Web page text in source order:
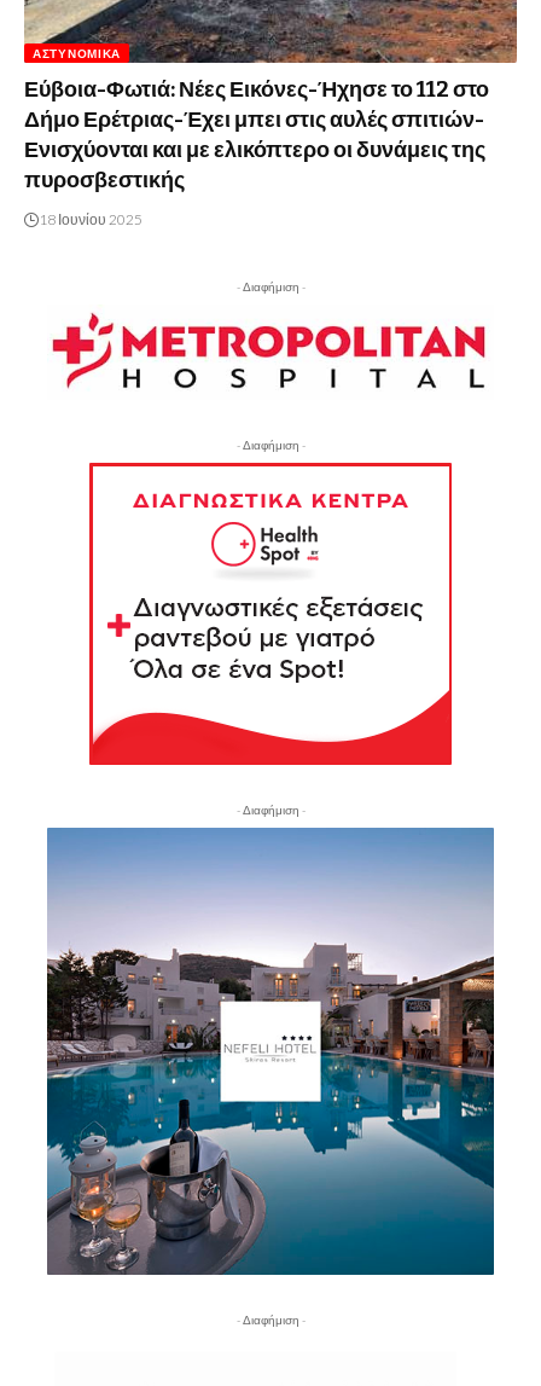
ΑΣΤΥΝΟΜΙΚΆ
Εύβοια-Φωτιά: Νέες Εικόνες-Ήχησε το 112 στο
Δήμο Ερέτριας-Έχει μπει στις αυλές σπιτιών-
Ενισχύονται και με ελικόπτερο οι δυνάμεις της
πυροσβεστικής
18 Ιουνίου 2025
- Διαφήμιση -
- Διαφήμιση -
- Διαφήμιση -
- Διαφήμιση -